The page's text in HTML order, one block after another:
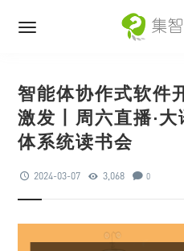
智能体协作式软件
激发丨周六直播·
体系统读书会
2024-03-07 3,068 0